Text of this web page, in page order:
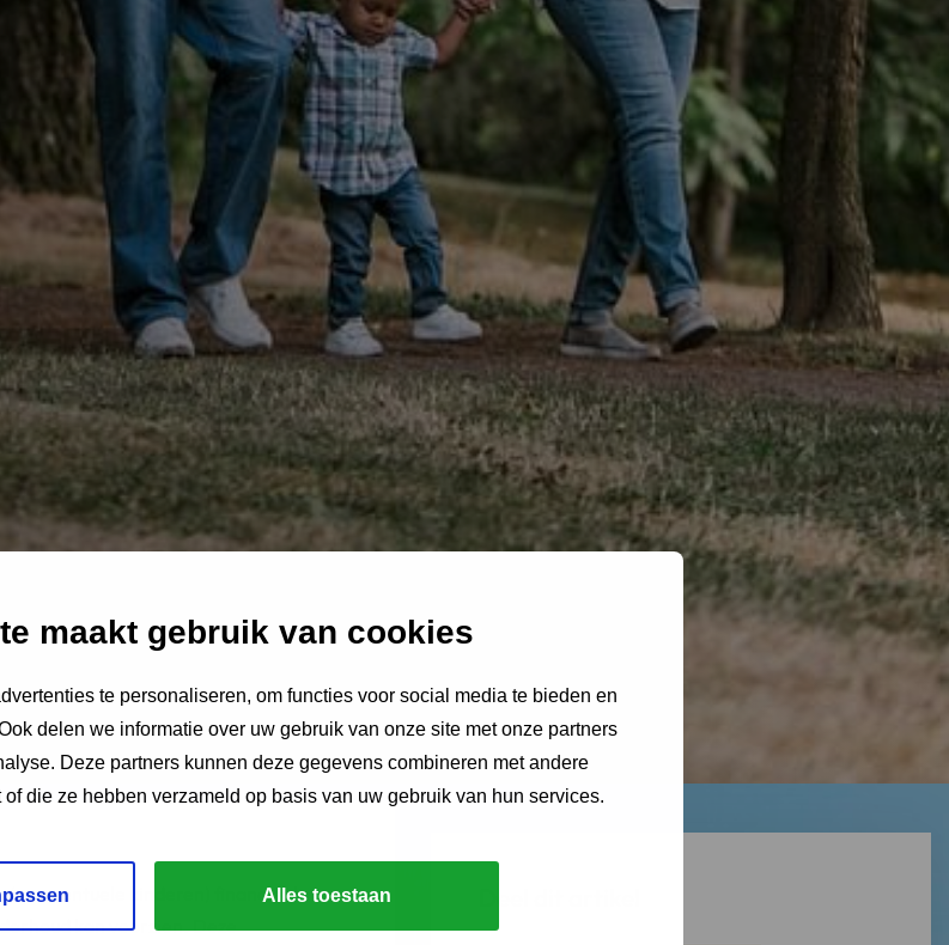
maakt gebruik van cookies
te personaliseren, om functies voor social media te bieden en
delen we informatie over uw gebruik van onze site met onze partners
Deze partners kunnen deze gegevens combineren met andere
die ze hebben verzameld op basis van uw gebruik van hun services.
Alles toestaan
(en eventuele kinderen) financieel
kan voorzien. Deze